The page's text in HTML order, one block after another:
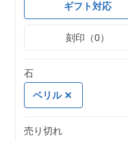
ギフト対応
刻印（0）
石
ベリル
売り切れ